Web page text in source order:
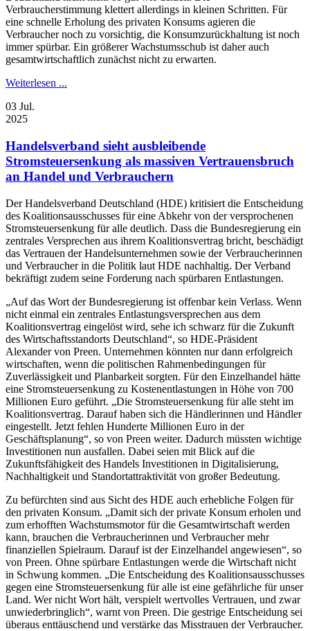
Verbraucherstimmung klettert allerdings in kleinen Schritten. Für
eine schnelle Erholung des privaten Konsums agieren die
Verbraucher noch zu vorsichtig, die Konsumzurückhaltung ist noch
immer spürbar. Ein größerer Wachstumsschub ist daher auch
gesamtwirtschaftlich zunächst nicht zu erwarten.
Weiterlesen ...
03 Jul.
2025
Handelsverband sieht ausbleibende
Stromsteuersenkung als massiven Vertrauensbruch
an Handel und Verbrauchern
Der Handelsverband Deutschland (HDE) kritisiert die Entscheidung
des Koalitionsausschusses für eine Abkehr von der versprochenen
Stromsteuersenkung für alle deutlich. Dass die Bundesregierung ein
zentrales Versprechen aus ihrem Koalitionsvertrag bricht, beschädigt
das Vertrauen der Handelsunternehmen sowie der Verbraucherinnen
und Verbraucher in die Politik laut HDE nachhaltig. Der Verband
bekräftigt zudem seine Forderung nach spürbaren Entlastungen.
„Auf das Wort der Bundesregierung ist offenbar kein Verlass. Wenn
nicht einmal ein zentrales Entlastungsversprechen aus dem
Koalitionsvertrag eingelöst wird, sehe ich schwarz für die Zukunft
des Wirtschaftsstandorts Deutschland“, so HDE-Präsident
Alexander von Preen. Unternehmen könnten nur dann erfolgreich
wirtschaften, wenn die politischen Rahmenbedingungen für
Zuverlässigkeit und Planbarkeit sorgten. Für den Einzelhandel hätte
eine Stromsteuersenkung zu Kostenentlastungen in Höhe von 700
Millionen Euro geführt. „Die Stromsteuersenkung für alle steht im
Koalitionsvertrag. Darauf haben sich die Händlerinnen und Händler
eingestellt. Jetzt fehlen Hunderte Millionen Euro in der
Geschäftsplanung“, so von Preen weiter. Dadurch müssten wichtige
Investitionen nun ausfallen. Dabei seien mit Blick auf die
Zukunftsfähigkeit des Handels Investitionen in Digitalisierung,
Nachhaltigkeit und Standortattraktivität von großer Bedeutung.
Zu befürchten sind aus Sicht des HDE auch erhebliche Folgen für
den privaten Konsum. „Damit sich der private Konsum erholen und
zum erhofften Wachstumsmotor für die Gesamtwirtschaft werden
kann, brauchen die Verbraucherinnen und Verbraucher mehr
finanziellen Spielraum. Darauf ist der Einzelhandel angewiesen“, so
von Preen. Ohne spürbare Entlastungen werde die Wirtschaft nicht
in Schwung kommen. „Die Entscheidung des Koalitionsausschusses
gegen eine Stromsteuersenkung für alle ist eine gefährliche für unser
Land. Wer nicht Wort hält, verspielt wertvolles Vertrauen, und zwar
unwiederbringlich“, warnt von Preen. Die gestrige Entscheidung sei
überaus enttäuschend und verstärke das Misstrauen der Verbraucher.